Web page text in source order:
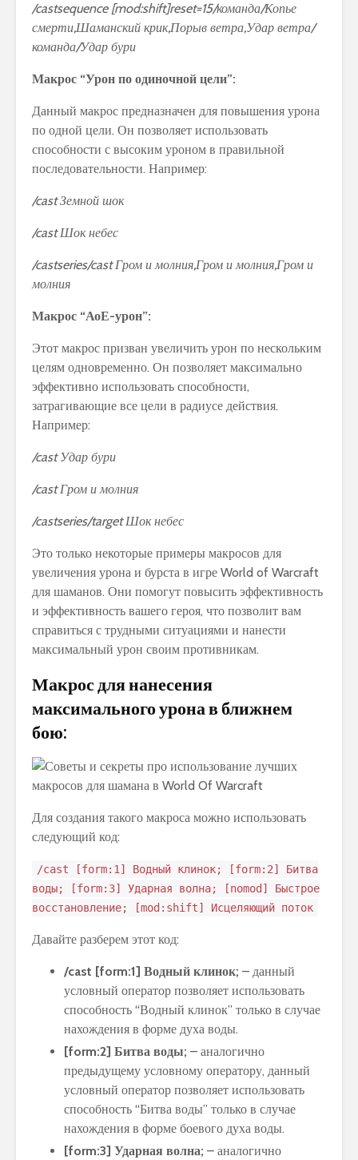
/castsequence [mod:shift]reset=15/команда/Копье
смерти,Шаманский крик,Порыв ветра,Удар ветра/
команда/Удар бури
Макрос “Урон по одиночной цели”:
Данный макрос предназначен для повышения урона
по одной цели. Он позволяет использовать
способности с высоким уроном в правильной
последовательности. Например:
/cast Земной шок
/cast Шок небес
/castseries/cast Гром и молния,Гром и молния,Гром и
молния
Макрос “АоЕ-урон”:
Этот макрос призван увеличить урон по нескольким
целям одновременно. Он позволяет максимально
эффективно использовать способности,
затрагивающие все цели в радиусе действия.
Например:
/cast Удар бури
/cast Гром и молния
/castseries/target Шок небес
Это только некоторые примеры макросов для
увеличения урона и бурста в игре World of Warcraft
для шаманов. Они помогут повысить эффективность
и эффективность вашего героя, что позволит вам
справиться с трудными ситуациями и нанести
максимальный урон своим противникам.
Макрос для нанесения
максимального урона в ближнем
бою:
Для создания такого макроса можно использовать
следующий код:
/cast [form:1] Водный клинок; [form:2] Битва
воды; [form:3] Ударная волна; [nomod] Быстрое
восстановление; [mod:shift] Исцеляющий поток
Давайте разберем этот код:
/cast [form:1] Водный клинок; – данный
условный оператор позволяет использовать
способность “Водный клинок” только в случае
нахождения в форме духа воды.
[form:2] Битва воды; – аналогично
предыдущему условному оператору, данный
условный оператор позволяет использовать
способность “Битва воды” только в случае
нахождения в форме боевого духа воды.
[form:3] Ударная волна; – аналогично